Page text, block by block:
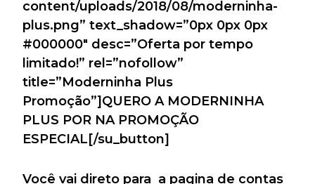
content/uploads/2018/08/moderninha-
plus.png” text_shadow=”0px 0px 0px
#000000″ desc=”Oferta por tempo
limitado!” rel=”nofollow”
title=”Moderninha Plus
Promoção”]QUERO A MODERNINHA
PLUS POR NA PROMOÇÃO
ESPECIAL[/su_button]
Você vai direto para a pagina de contas